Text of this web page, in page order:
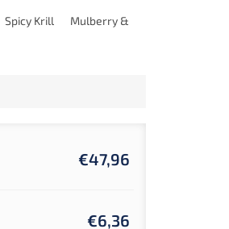
Mulberry Garlic (moruše česnek)
Spicy Krill Mulberry & Garlic (moruše
€47,96
€6,36